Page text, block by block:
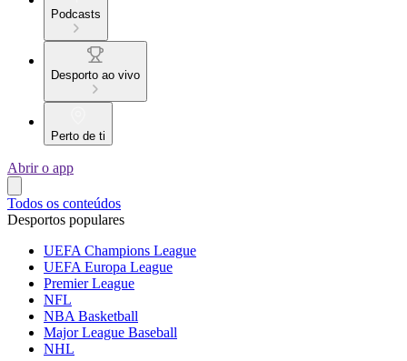
Podcasts
Desporto ao vivo
Perto de ti
Abrir o app
Todos os conteúdos
Desportos populares
UEFA Champions League
UEFA Europa League
Premier League
NFL
NBA Basketball
Major League Baseball
NHL